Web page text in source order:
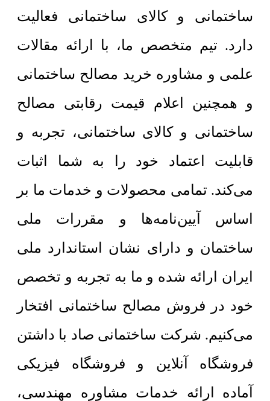
ساختمانی و کالای ساختمانی فعالیت
دارد. تیم متخصص ما، با ارائه مقالات
علمی و مشاوره خرید مصالح ساختمانی
و همچنین اعلام قیمت رقابتی مصالح
ساختمانی و کالای ساختمانی، تجربه و
قابلیت اعتماد خود را به شما اثبات
می‌کند. تمامی محصولات و خدمات ما بر
اساس آیین‌نامه‌ها و مقررات ملی
ساختمان و دارای نشان استاندارد ملی
ایران ارائه شده و ما به تجربه و تخصص
خود در فروش مصالح ساختمانی افتخار
می‌کنیم. شرکت ساختمانی صاد با داشتن
فروشگاه آنلاین و فروشگاه فیزیکی
آماده ارائه خدمات مشاوره مهندسی،